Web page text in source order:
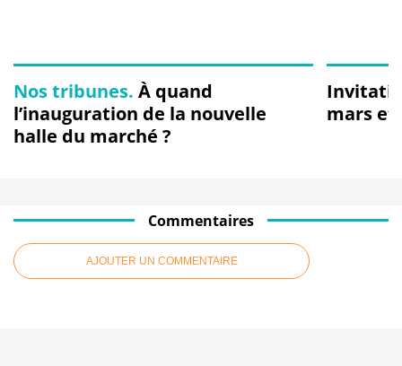
Nos tribunes. À quand
l’inauguration de la nouvelle
halle du marché ?
mars et
Commentaires
AJOUTER UN COMMENTAIRE